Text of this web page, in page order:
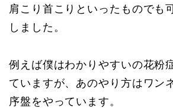
肩こり首こりといったものでも
しました。
例えば僕はわかりやすいの花粉
ていますが、あのやり方はワン
序盤をやっています。